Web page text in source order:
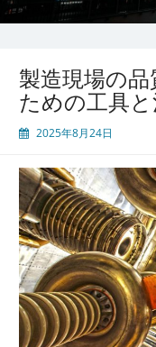
製造現場の
ための工具
2025年8月24日